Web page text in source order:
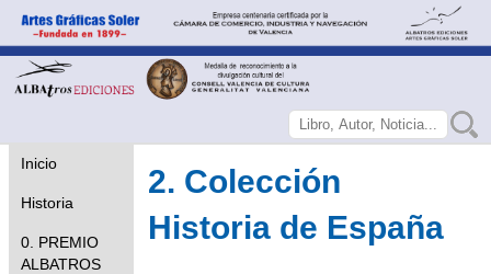
Inicio
Historia
0. PREMIO
ALBATROS
2. Colección
Historia de España